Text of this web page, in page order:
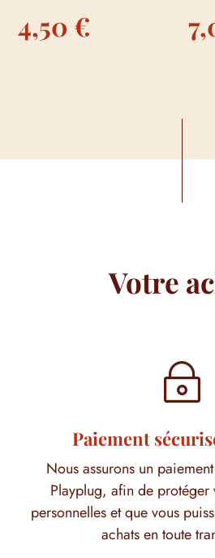
4,50 €
Votre
~
Paiement
Nous assurons un
Playplug, afin de protéger
personnelles et que vous
achats en toute